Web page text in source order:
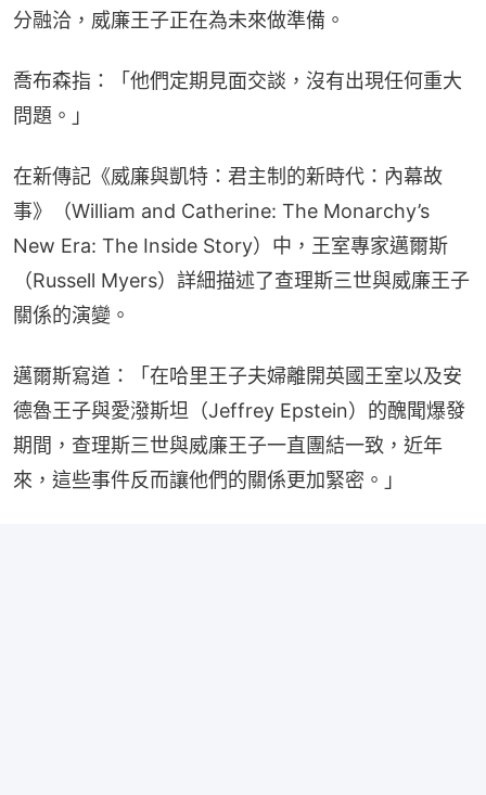
分融洽，威廉王子正在為未來做準備。
喬布森指：「他們定期見面交談，沒有出現任何重大
問題。」
在新傳記《威廉與凱特：君主制的新時代：內幕故
事》（William and Catherine: The Monarchy’s
New Era: The Inside Story）中，王室專家邁爾斯
（Russell Myers）詳細描述了查理斯三世與威廉王子
關係的演變。
邁爾斯寫道：「在哈里王子夫婦離開英國王室以及安
德魯王子與愛潑斯坦（Jeffrey Epstein）的醜聞爆發
期間，查理斯三世與威廉王子一直團結一致，近年
來，這些事件反而讓他們的關係更加緊密。」